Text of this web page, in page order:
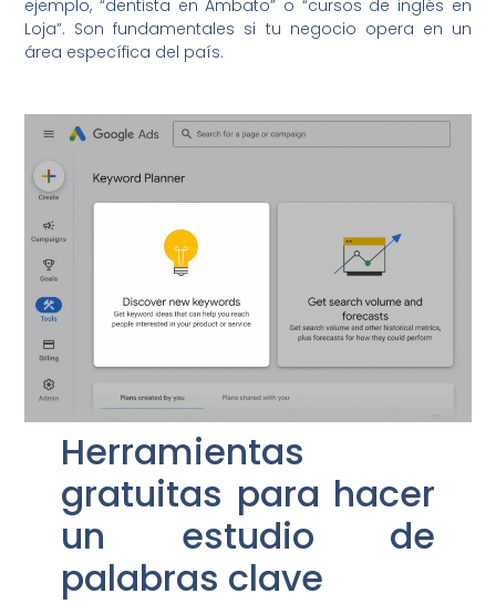
ejemplo, “dentista en Ambato” o “cursos de inglés en
Loja”. Son fundamentales si tu negocio opera en un
área específica del país.
Herramientas
gratuitas para hacer
un estudio de
palabras clave